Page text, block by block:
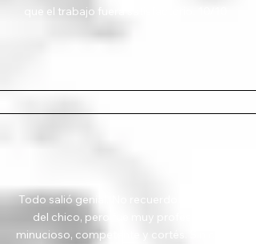
que el trabajo fuera satisfactorio. 10/10
Todo salió genial. No recuerdo el nombre
del chico, pero fue muy profesional,
minucioso, competente y cortés. Sin duda